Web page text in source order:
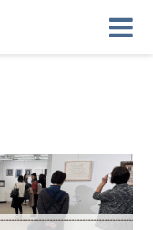
講座